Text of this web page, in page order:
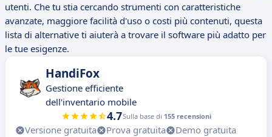
utenti. Che tu stia cercando strumenti con caratteristiche
avanzate, maggiore facilità d'uso o costi più contenuti, questa
lista di alternative ti aiuterà a trovare il software più adatto per
le tue esigenze.
HandiFox
Gestione efficiente
dell'inventario mobile
4.7Sulla base di 155 recensioni
Versione gratuita Prova gratuita
Demo gratuita